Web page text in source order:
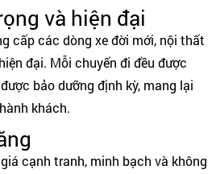
và hiện đại
cấp các dòng xe đời mới, nội thất
đại. Mỗi chuyến đi đều được
bảo dưỡng định kỳ, mang lại
khách.
cạnh tranh, minh bạch và không